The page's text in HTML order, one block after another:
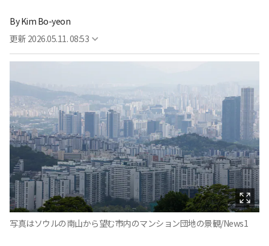
By Kim Bo-yeon
更新 2026.05.11. 08:53
写真はソウルの南山から望む市内のマンション団地の景観/News1